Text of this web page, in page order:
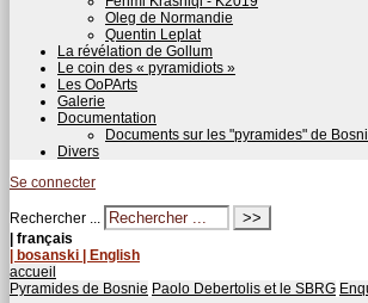
Oleg de Normandie
Quentin Leplat
La révélation de Gollum
Le coin des « pyramidiots »
Les OoPArts
Galerie
Documentation
Documents sur les "pyramides" de
Divers
Se connecter
Rechercher ...
| français
| bosanski | English
accueil
Pyramides de Bosnie Paolo Debertolis et le SBRG